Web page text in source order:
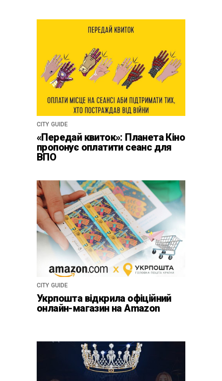
CITY GUIDE
«Передай квиток»: Планета Кіно
пропонує оплатити сеанс для
ВПО
CITY GUIDE
Укрпошта відкрила офіційний
онлайн-магазин на Amazon